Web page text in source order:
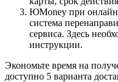
ЮMoney при
система
сервиса. Здесь
инструкции.
Экономьте время на
доступно 5 варианта